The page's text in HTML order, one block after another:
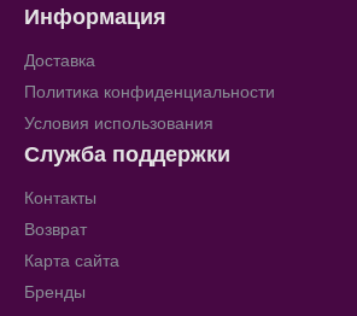
Информация
Доставка
Политика конфиденциальности
Условия использования
Служба поддержки
Контакты
Возврат
Карта сайта
Бренды